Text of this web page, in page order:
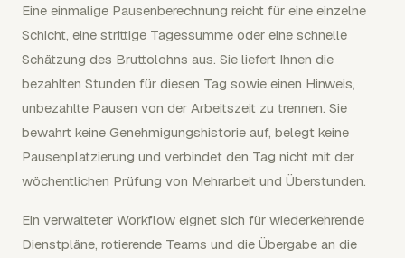
Eine einmalige Pausenberechnung reicht für eine einzelne
Schicht, eine strittige Tagessumme oder eine schnelle
Schätzung des Bruttolohns aus. Sie liefert Ihnen die
bezahlten Stunden für diesen Tag sowie einen Hinweis,
unbezahlte Pausen von der Arbeitszeit zu trennen. Sie
bewahrt keine Genehmigungshistorie auf, belegt keine
Pausenplatzierung und verbindet den Tag nicht mit der
wöchentlichen Prüfung von Mehrarbeit und Überstunden.
Ein verwalteter Workflow eignet sich für wiederkehrende
Dienstpläne, rotierende Teams und die Übergabe an die